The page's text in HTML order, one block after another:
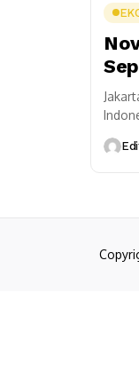
miliar